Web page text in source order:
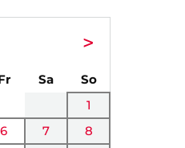
>
eitagSamstag
Sonntag
1
6 7
8